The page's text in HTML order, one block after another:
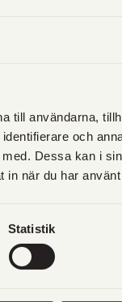
till användarna,
och
Dessa kan i
in när du har
Statistik